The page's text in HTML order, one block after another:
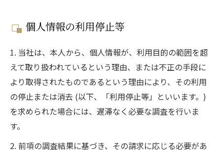
個人情報の利用停止等
1. 当社は、本人から、個人情報が、利用目的の範囲を超
えて取り扱われているという理由、または不正の手段に
より取得されたものであるという理由により、その利用
の停止または消去 (以下、「利用停止等」といいます。)
を求められた場合には、遅滞なく必要な調査を行いま
す。
2. 前項の調査結果に基づき、その請求に応じる必要があ